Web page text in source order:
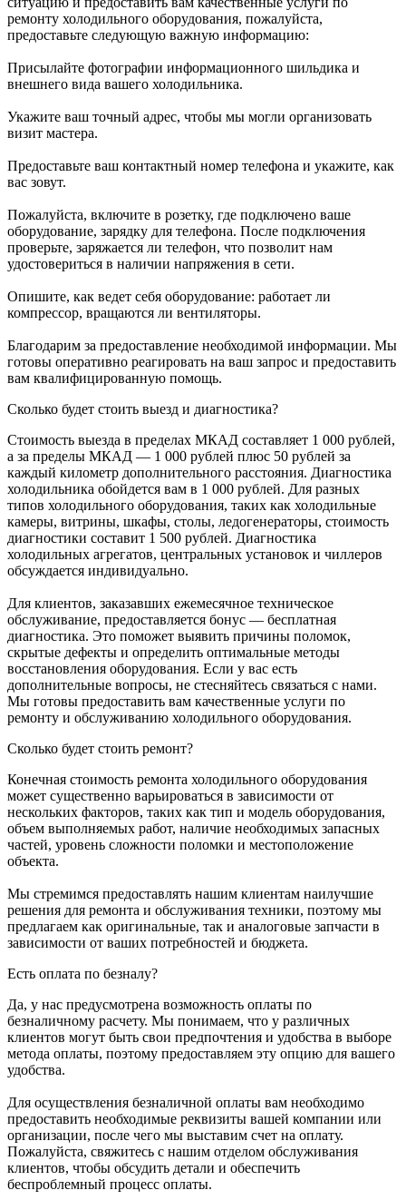
ремонту холодильного оборудования, пожалуйста,
предоставьте следующую важную информацию:
Присылайте фотографии информационного шильдика и
внешнего вида вашего холодильника.
Укажите ваш точный адрес, чтобы мы могли организовать
визит мастера.
Предоставьте ваш контактный номер телефона и укажите, как
вас зовут.
Пожалуйста, включите в розетку, где подключено ваше
оборудование, зарядку для телефона. После подключения
проверьте, заряжается ли телефон, что позволит нам
удостовериться в наличии напряжения в сети.
Опишите, как ведет себя оборудование: работает ли
компрессор, вращаются ли вентиляторы.
Благодарим за предоставление необходимой информации. Мы
готовы оперативно реагировать на ваш запрос и предоставить
вам квалифицированную помощь.
Сколько будет стоить выезд и диагностика?
Стоимость выезда в пределах МКАД составляет 1 000 рублей,
а за пределы МКАД — 1 000 рублей плюс 50 рублей за
каждый километр дополнительного расстояния. Диагностика
холодильника обойдется вам в 1 000 рублей. Для разных
типов холодильного оборудования, таких как холодильные
камеры, витрины, шкафы, столы, ледогенераторы, стоимость
диагностики составит 1 500 рублей. Диагностика
холодильных агрегатов, центральных установок и чиллеров
обсуждается индивидуально.
Для клиентов, заказавших ежемесячное техническое
обслуживание, предоставляется бонус — бесплатная
диагностика. Это поможет выявить причины поломок,
скрытые дефекты и определить оптимальные методы
восстановления оборудования. Если у вас есть
дополнительные вопросы, не стесняйтесь связаться с нами.
Мы готовы предоставить вам качественные услуги по
ремонту и обслуживанию холодильного оборудования.
Сколько будет стоить ремонт?
Конечная стоимость ремонта холодильного оборудования
может существенно варьироваться в зависимости от
нескольких факторов, таких как тип и модель оборудования,
объем выполняемых работ, наличие необходимых запасных
частей, уровень сложности поломки и местоположение
объекта.
Мы стремимся предоставлять нашим клиентам наилучшие
решения для ремонта и обслуживания техники, поэтому мы
предлагаем как оригинальные, так и аналоговые запчасти в
зависимости от ваших потребностей и бюджета.
Есть оплата по безналу?
Да, у нас предусмотрена возможность оплаты по
безналичному расчету. Мы понимаем, что у различных
клиентов могут быть свои предпочтения и удобства в выборе
метода оплаты, поэтому предоставляем эту опцию для вашего
удобства.
Для осуществления безналичной оплаты вам необходимо
предоставить необходимые реквизиты вашей компании или
организации, после чего мы выставим счет на оплату.
Пожалуйста, свяжитесь с нашим отделом обслуживания
клиентов, чтобы обсудить детали и обеспечить
беспроблемный процесс оплаты.